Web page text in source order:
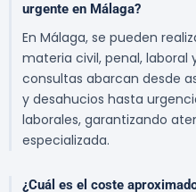
urgente en Málaga?
En Málaga, se pueden
materia civil, penal, laboral
consultas abarcan desde
y desahucios hasta
laborales, garantizando
especializada.
¿Cuál es el coste